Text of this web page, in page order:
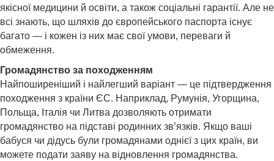
якісної медицини й освіти, а також соціальні гарантії. Але не
всі знають, що шляхів до європейського паспорта існує
багато — і кожен із них має свої умови, переваги й
обмеження.
Громадянство за походженням
Найпоширеніший і найлегший варіант — це підтвердження
походження з країни ЄС. Наприклад, Румунія, Угорщина,
Польща, Італія чи Литва дозволяють отримати
громадянство на підставі родинних зв’язків. Якщо ваші
бабуся чи дідусь були громадянами однієї з цих країн, ви
можете подати заяву на відновлення громадянства.